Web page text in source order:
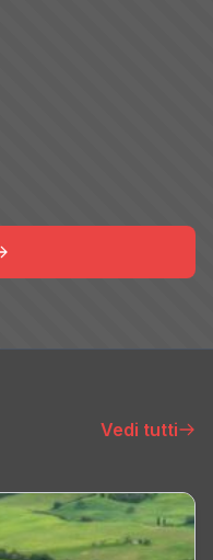
Vedi tutti